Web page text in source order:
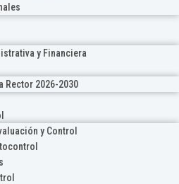
y Financiera
Rector 2026-2030
y Control